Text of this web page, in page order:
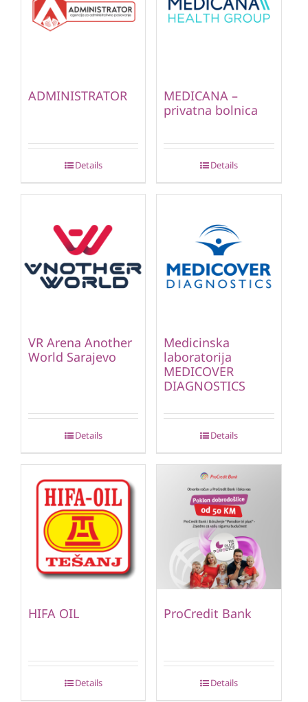
ADMINISTRATOR
Details
MEDICANA –
privatna bolnica
Details
VR Arena Another
World Sarajevo
Details
Medicinska
laboratorija
MEDICOVER
DIAGNOSTICS
Details
HIFA OIL
Details
ProCredit Bank
Details